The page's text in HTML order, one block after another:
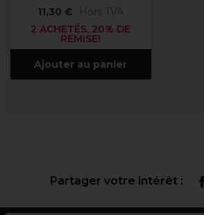
11,30 €
Hors TVA
2 ACHETÉS, 20% DE
REMISE!
Ajouter au panier
Partager votre intérêt :